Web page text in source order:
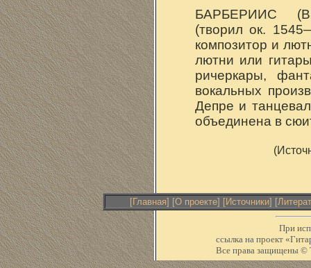
БАРБЕРИИС
(творил ок.
композитор и
лютни или
ричеркары,
вокальных
Депре и
объединена в
[Главная] [О проекте] [Источники] [
При
ссылка на проект
Все права защищены ©